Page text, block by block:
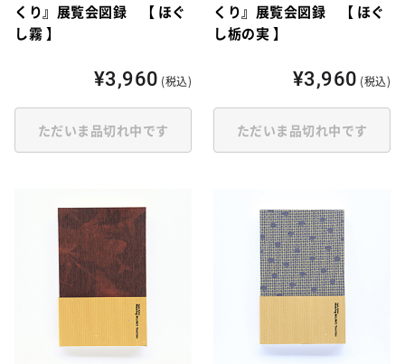
くり』展覧会図録 【 ほぐ
し霧 】
¥3,960 (税込)
ただいま品切れ中です
くり』展覧会図録 【 ほぐ
し栃の実 】
¥3,960 (税込)
ただいま品切れ中です